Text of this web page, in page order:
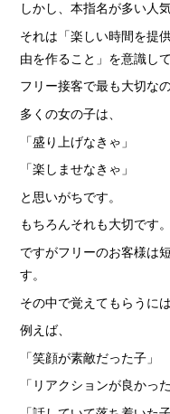
› お給料日払い 即日
› 人事部について
› アリバイ対策万全
› 個人ロッカーキレ
› ニュース・トピッ
› お仕事コラム
› 先輩たちの声
› 用語集
› カンタン♪LINE面接
しかし、本指名が多い人
それは「楽しい時間を提
由を作ること」を意識し
フリー接客で最も大切な
多くの女の子は、
「盛り上げなきゃ」
「楽しませなきゃ」
と思いがちです。
もちろんそれも大切です。
ですがフリーのお客様は
す。
その中で覚えてもらうに
例えば、
「笑顔が素敵だった子」
「リアクションが良かった